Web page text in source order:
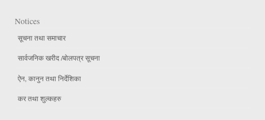
Notices
सूचना तथा समाचार
सार्वजनिक खरीद /बोलपत्र सूचना
ऐन, कानुन तथा निर्देशिका
कर तथा शुल्कहरु